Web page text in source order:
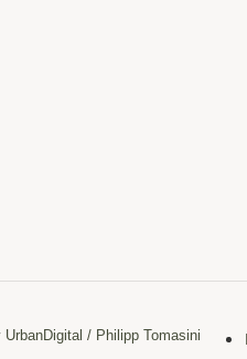
/ Philipp Tomasini